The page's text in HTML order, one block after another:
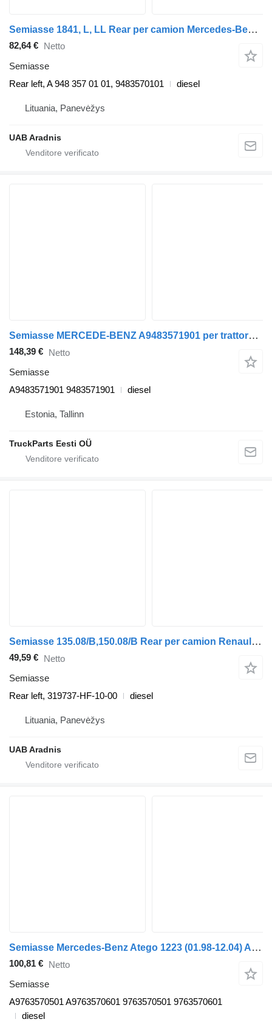
Semiasse 1841, L, LL Rear per camion Mercedes-Benz ACTROS MP2 / MP3
82,64 €
Netto
Semiasse
Rear left, A 948 357 01 01, 9483570101
diesel
Lituania, Panevėžys
UAB Aradnis
Semiasse MERCEDE-BENZ A9483571901 per trattore stradale Mercedes-Benz Actros MP5 (2019-)
148,39 € Netto
Semiasse
A9483571901 9483571901
diesel
Estonia, Tallinn
TruckParts Eesti OÜ
Semiasse 135.08/B,150.08/B Rear per camion Renault Midlum
49,59 € Netto
Semiasse
Rear left, 319737-HF-10-00
diesel
Lituania, Panevėžys
UAB Aradnis
Semiasse Mercedes-Benz Atego 1223 (01.98-12.04) A9763570501 per trattore stradale Mercedes-Benz Atego, Atego 2, Atego 3 (1996-)
100,81 € Netto
Semiasse
A9763570501 A9763570601 9763570501 9763570601
diesel